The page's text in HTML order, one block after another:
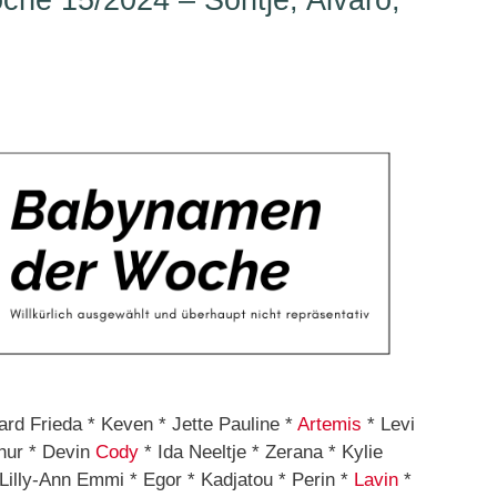
Frieda * Keven * Jette Pauline * Artemis * Levi
* Devin Cody * Ida Neeltje * Zerana * Kylie
Ann Emmi * Egor * Kadjatou * Perin * Lavin *